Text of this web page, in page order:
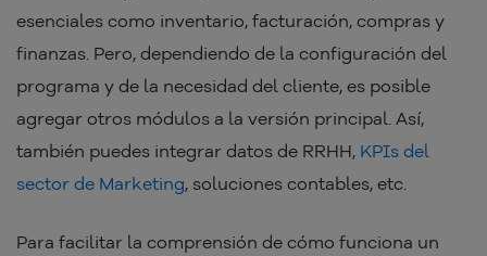
esenciales como inventario, facturación, compras y
finanzas. Pero, dependiendo de la configuración del
programa y de la necesidad del cliente, es posible
agregar otros módulos a la versión principal. Así,
también puedes integrar datos de RRHH, KPIs del
sector de Marketing, soluciones contables, etc.
Para facilitar la comprensión de cómo funciona un